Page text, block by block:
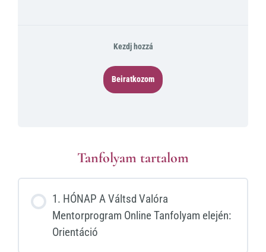
Kezdj hozzá
Beiratkozom
Tanfolyam tartalom
1. HÓNAP A Váltsd Valóra
Mentorprogram Online Tanfolyam elején:
Orientáció